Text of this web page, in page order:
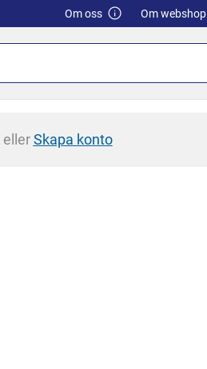
Om oss Om webshop
ellerSkapa konto